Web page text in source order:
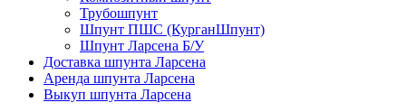
Трубошпунт
Шпунт ПШС (КурганШпунт)
Шпунт Ларсена Б/У
Доставка шпунта Ларсена
Аренда шпунта Ларсена
Выкуп шпунта Ларсена